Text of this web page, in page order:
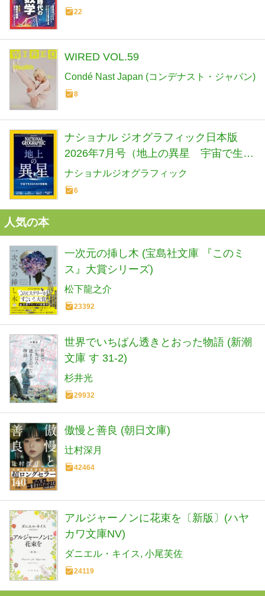
22
WIRED VOL.59
Condé Nast Japan (コンデナスト・ジャパン)
8
ナショナル ジオグラフィック日本版
2026年7月号（地上の異星 宇宙で生き
るための実験場）
ナショナルジオグラフィック
6
人気の本
一次元の挿し木 (宝島社文庫 『このミ
ス』大賞シリーズ)
松下龍之介
23392
世界でいちばん透きとおった物語 (新潮
文庫 す 31-2)
杉井光
29932
傲慢と善良 (朝日文庫)
辻村深月
42464
アルジャーノンに花束を〔新版〕(ハヤ
カワ文庫NV)
ダニエル・キイス 小尾芙佐
24119